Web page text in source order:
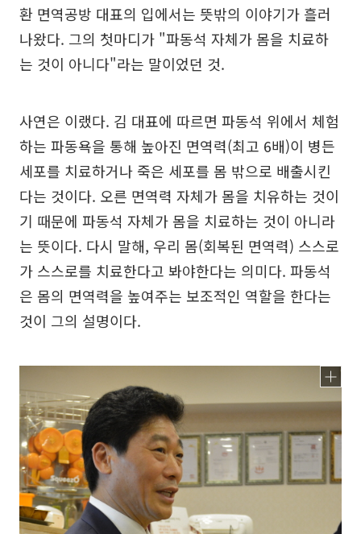
환 면역공방 대표의 입에서는 뜻밖의 이야기가 흘러
나왔다. 그의 첫마디가 "파동석 자체가 몸을 치료하
는 것이 아니다"라는 말이었던 것.
사연은 이랬다. 김 대표에 따르면 파동석 위에서 체험
하는 파동욕을 통해 높아진 면역력(최고 6배)이 병든
세포를 치료하거나 죽은 세포를 몸 밖으로 배출시킨
다는 것이다. 오른 면역력 자체가 몸을 치유하는 것이
기 때문에 파동석 자체가 몸을 치료하는 것이 아니라
는 뜻이다. 다시 말해, 우리 몸(회복된 면역력) 스스로
가 스스로를 치료한다고 봐야한다는 의미다. 파동석
은 몸의 면역력을 높여주는 보조적인 역할을 한다는
것이 그의 설명이다.